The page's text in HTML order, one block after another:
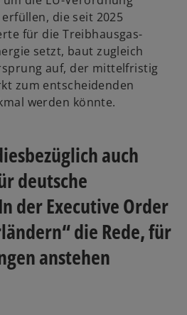
erfüllen, die seit 2025
für die Treibhausgas-
setzt, baut zugleich
auf, der mittelfristig
zum entscheidenden
werden könnte.
auch
deutsche
der Executive Order
die Rede, für
anstehen